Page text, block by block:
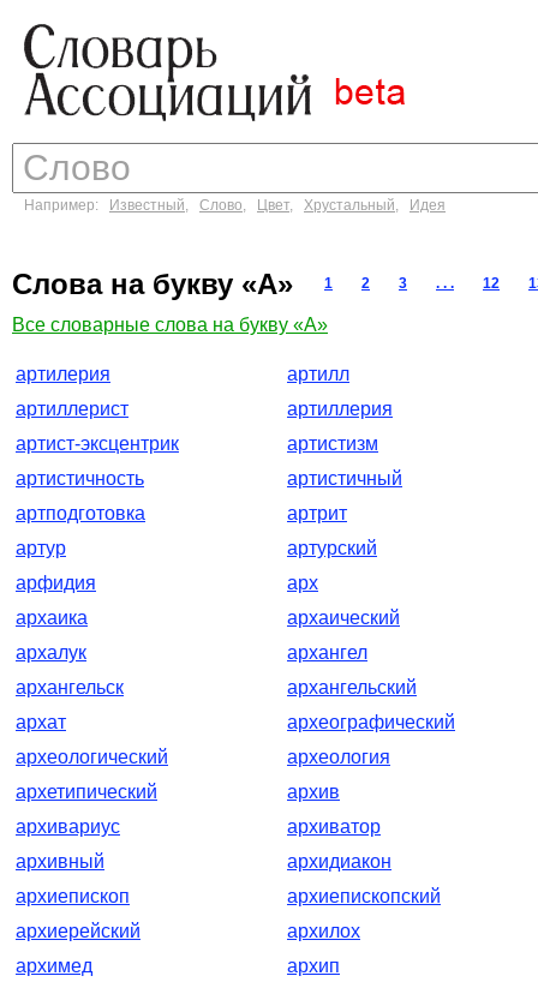
Например: Известный, Слово, Цвет, Хрустальный, Идея
Слова на букву «А» 1 2 3 . . . 12
Все словарные слова на букву «А»
артилерия
артилл
артиллерист
артиллерия
артист-эксцентрик
артистизм
артистичность
артистичный
артподготовка
артрит
артур
артурский
арфидия
арх
архаика
архаический
архалук
архангел
архангельск
архангельский
архат
археографический
археологический
археология
архетипический
архив
архивариус
архиватор
архивный
архидиакон
архиепископ
архиепископский
архиерейский
архилох
архимед
архип